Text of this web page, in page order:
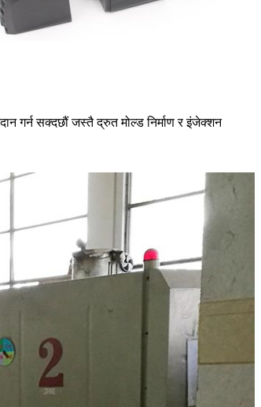
गर्न सक्दछौं जस्तै द्रुत मोल्ड निर्माण र इंजेक्शन